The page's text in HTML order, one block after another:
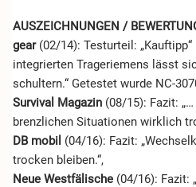
AUSZEICHNUNGEN /
gear(02/14): Testurteil:
integrierten Trageriemens lässt
schultern.“ Getestet wurde NC-
Survival Magazin (08/15): Fazit:
brenzlichen Situationen wirklich
DB mobil (04/16): Fazit:
trocken bleiben.“,
Neue Westfälische (04/16): Fazit: